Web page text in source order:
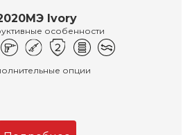
Ivory
особенности
опции